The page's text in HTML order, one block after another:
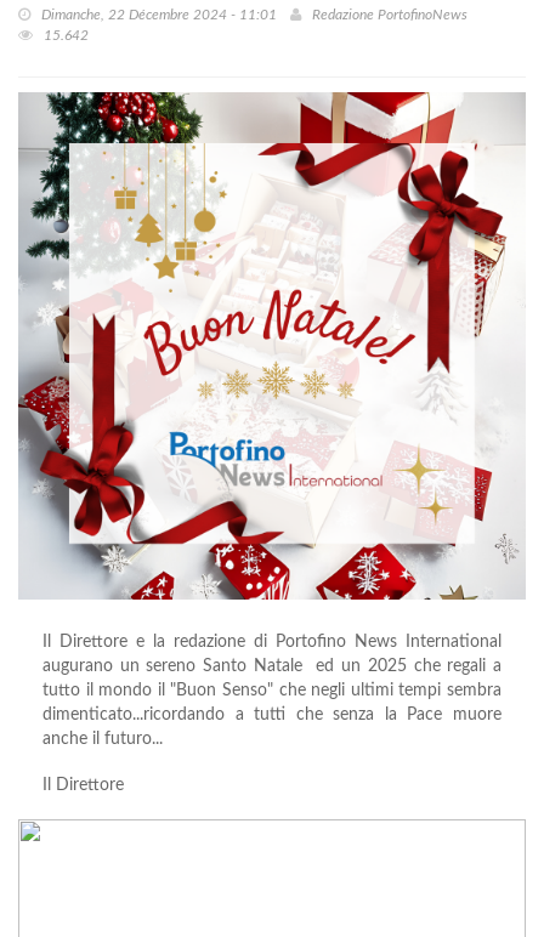
Dimanche, 22 Décembre 2024 - 11:01
Redazione PortofinoNews
15.642
Il Direttore e la redazione di Portofino News International
augurano un sereno Santo Natale ed un 2025 che regali a
tutto il mondo il "Buon Senso" che negli ultimi tempi sembra
dimenticato...ricordando a tutti che senza la Pace muore
anche il futuro...
Il Direttore